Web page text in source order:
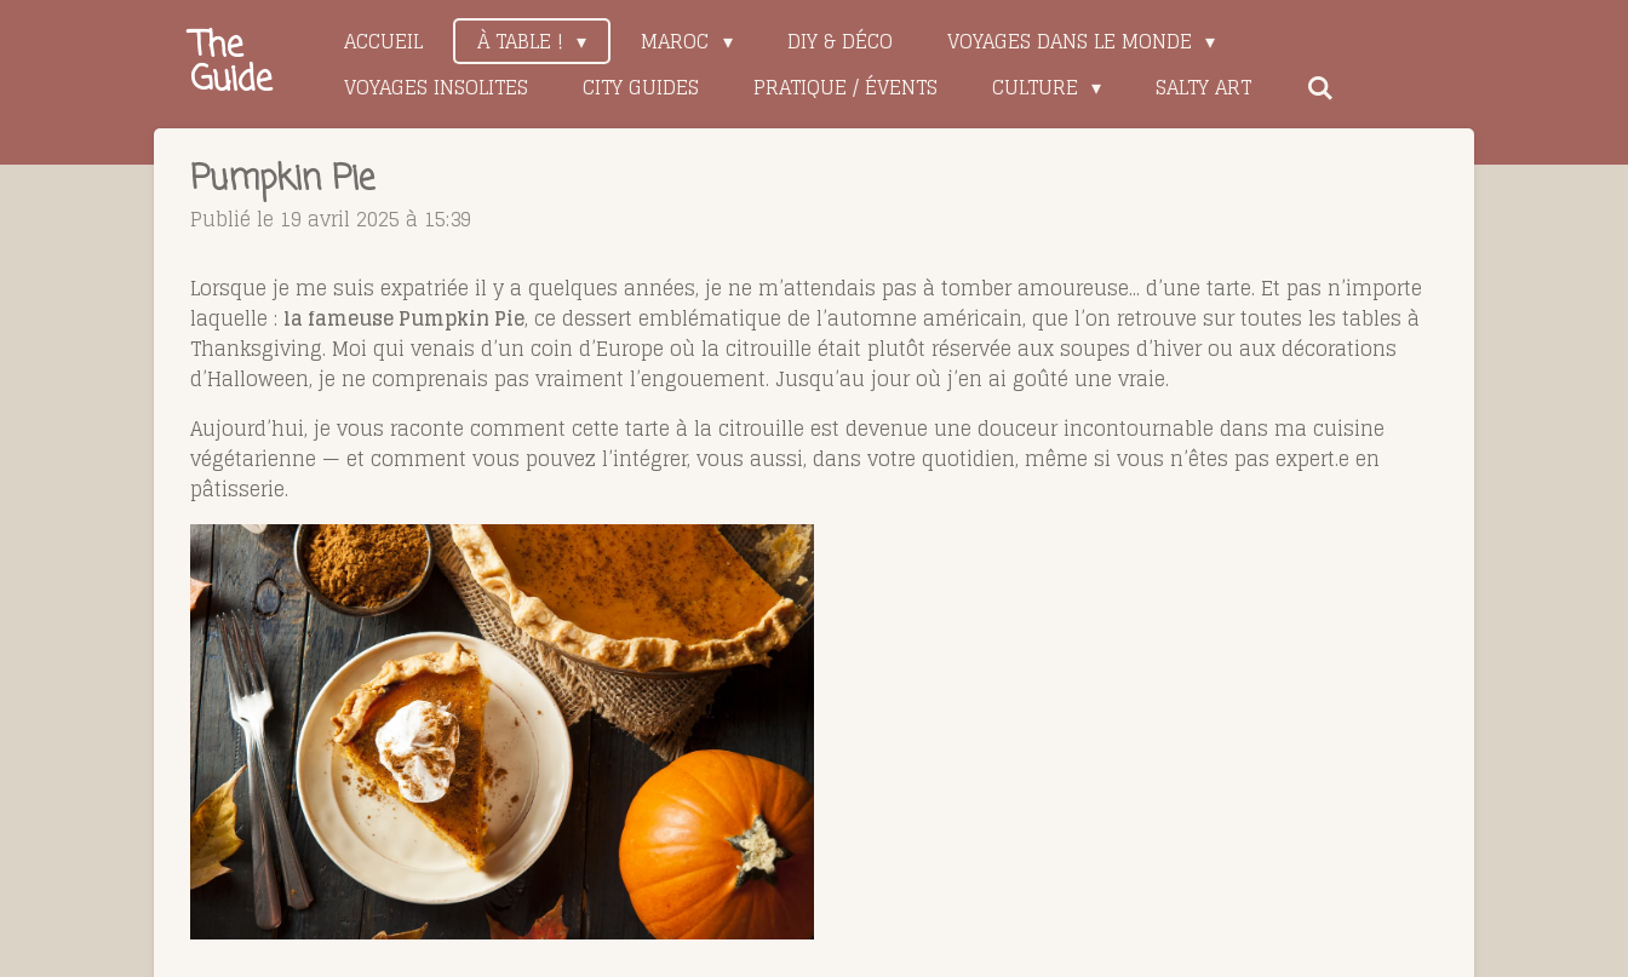
The
Guide
ACCUEIL À TABLE ! MAROC DIY & DÉCO
VOYAGES DANS LE MONDE
VOYAGES INSOLITES
CITY GUIDES PRATIQUE / ÉVENTS CULTURE SALTY ART
Pumpkin Pie
Publié le 19 avril 2025 à 15:39
Lorsque je me suis expatriée il y a quelques années, je ne m’attendais pas à tomber amoureuse... d’une tarte. Et pas n’importe
laquelle : la fameuse Pumpkin Pie, ce dessert emblématique de l’automne américain, que l’on retrouve sur toutes les tables à
Thanksgiving. Moi qui venais d’un coin d’Europe où la citrouille était plutôt réservée aux soupes d’hiver ou aux décorations
d’Halloween, je ne comprenais pas vraiment l’engouement. Jusqu’au jour où j’en ai goûté une vraie.
Aujourd’hui, je vous raconte comment cette tarte à la citrouille est devenue une douceur incontournable dans ma cuisine
végétarienne — et comment vous pouvez l’intégrer, vous aussi, dans votre quotidien, même si vous n’êtes pas expert.e en
pâtisserie.